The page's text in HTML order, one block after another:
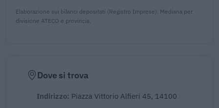
Elaborazione sui bilanci depositati (Registro Imprese). Mediana per
divisione ATECO e provincia.
Dove si trova
Indirizzo: Piazza Vittorio Alfieri 45, 14100